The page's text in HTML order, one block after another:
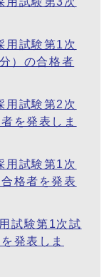
用試験第1次
）の合格者
用試験第2次
を発表しま
用試験第1次
格者を発表
試験第1次試
発表しま